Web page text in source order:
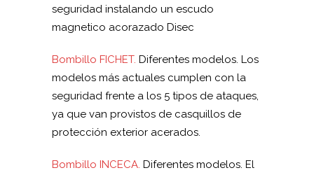
seguridad instalando un escudo
magnetico acorazado Disec
Bombillo FICHET. Diferentes modelos. Los
modelos más actuales cumplen con la
seguridad frente a los 5 tipos de ataques,
ya que van provistos de casquillos de
protección exterior acerados.
Bombillo INCECA. Diferentes modelos. El